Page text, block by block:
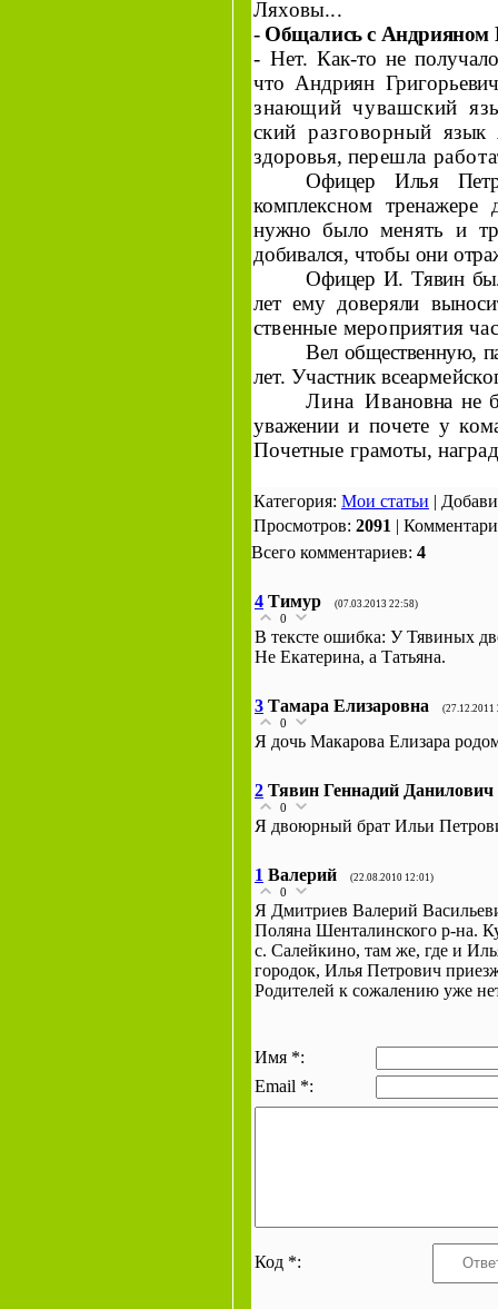
Ляховы...
- Общались с Андрияном
- Нет. Как-то не
что Андриян Григорь­
знающий чувашский
ский разговорный язык
здоровья, пе­решла
Офицер Илья
комплексном тренажере
нужно было менять и
добивался, чтобы они
Офицер И. Тявин
лет ему доверяли
ственные мероприятия
Вел общественную,
лет. Участник всеар­
Лина Ива­новна не
уважении и почете у
Почетные грамоты, награ­
Категория: Мои статьи |
Просмотров: 2091 |
Всего комментариев: 4
4 Тимур (07.03.2013 22:58)
0
В тексте ошибка: У Тявиных
Не Екатерина, а Татьяна.
3 Тамара Елизаровна (27.12.2011
0
Я дочь Макарова Елизара
2 Тявин Геннадий Данилович
0
Я двоюрный брат Ильи
1 Валерий (22.08.2010 12:01)
0
Я Дмитриев Валерий
Поляна Шенталинского р-на.
с. Салейкино, там же, где и
городок, Илья Петрович
Родителей к сожалению уже
Имя *:
Email *:
Код *: